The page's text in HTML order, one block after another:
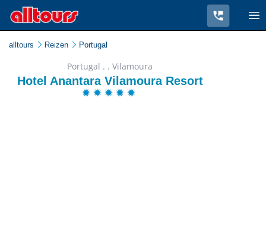
alltours Reizen Portugal
Portugal . . Vilamoura
Hotel Anantara Vilamoura Resort